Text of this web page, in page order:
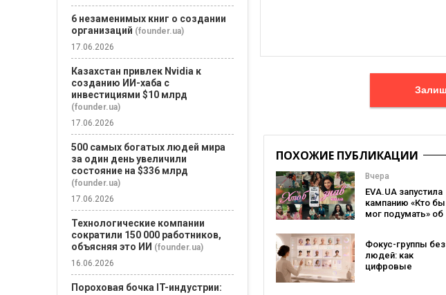
ПОХОЖИЕ ПУБЛИКАЦИИ
Вчера
EVA.UA запустила
кампанию «Кто бы
мог подумать» об
покупатели не
ожидают увидеть
на платформе
Фокус-группы без
людей: как
цифровые
6 незаменимых книг о создании
организаций (founder.ua)
17.06.2026
Казахстан привлек Nvidia к
созданию ИИ-хаба с
инвестициями $10 млрд
(founder.ua)
17.06.2026
500 самых богатых людей мира
за один день увеличили
состояние на $336 млрд
(founder.ua)
17.06.2026
Технологические компании
сократили 150 000 работников,
объясняя это ИИ (founder.ua)
16.06.2026
Пороховая бочка IT-индустрии: